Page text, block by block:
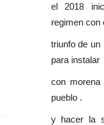
el 2018
regimen con
triunfo de un
para instalar
con
pueblo .
y hacer la